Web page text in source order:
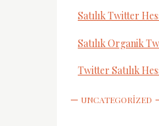
Satılık Twitter
Satılık Organik
Twitter Satılık
UNCATEGORIZED